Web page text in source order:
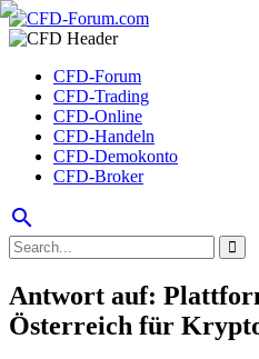
CFD-Forum
CFD-Trading
CFD-Online
CFD-Handeln
CFD-Demokonto
CFD-Broker
search
Antwort auf:
Österreich für